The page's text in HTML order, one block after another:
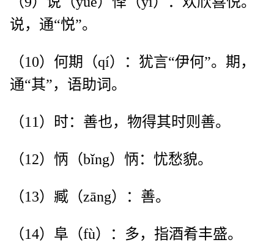
说，通“悦”。
（10）何期（qí）：犹言“伊何”。期，
通“其”，语助词。
（11）时：善也，物得其时则善。
（12）怲（bǐng）怲：忧愁貌。
（13）臧（zāng）：善。
（14）阜（fù）：多，指酒肴丰盛。